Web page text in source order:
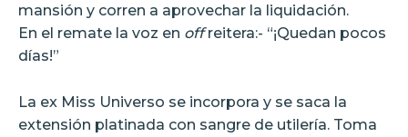
mansión y corren a aprovechar la liquidación.
En el remate la voz en offreitera:- “¡Quedan pocos
días!”
La ex Miss Universo se incorpora y se saca la
extensión platinada con sangre de utilería. Toma